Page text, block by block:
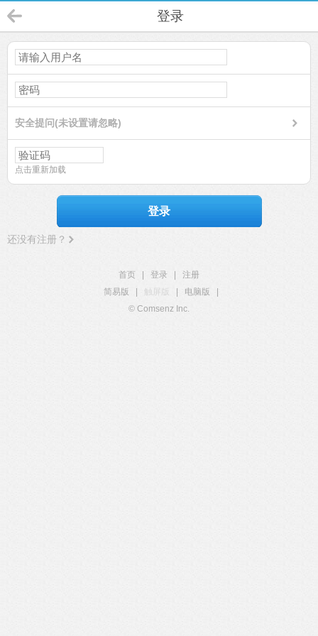
登录
安全提问(未设置请忽略)
点击重新加载
登录
还没有注册？
首页 登录
注册
简易版
触屏版 电脑版
© Comsenz Inc.